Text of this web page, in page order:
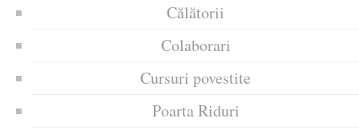
Călătorii
Colaborari
Cursuri povestite
Poarta Riduri